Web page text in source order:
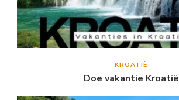
KROATIË
Doe vakantie Kroatië